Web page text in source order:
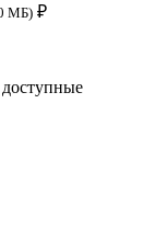
МБ) ₽